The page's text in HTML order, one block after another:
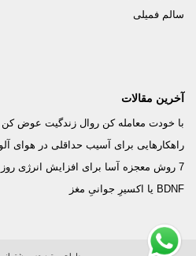
سالم فمیلی
آخرین مقالات
با خودت معامله کن روال زندگیت عوض کن
راهکارهایی برای آسیب حداقلی در هوای
7 روش معجزه آسا برای افزایش انرژی روزانه
BDNF یا اکسیرِ جوانیِ مغز